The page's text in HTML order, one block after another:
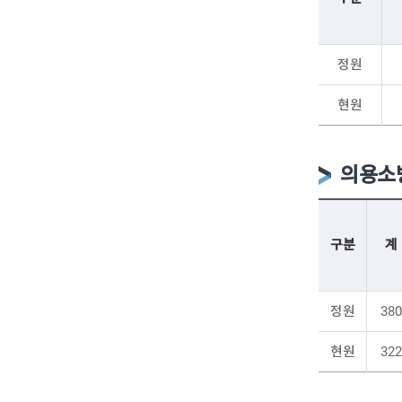
정원
현원
의용소
구분 계
정원 380
현원 322